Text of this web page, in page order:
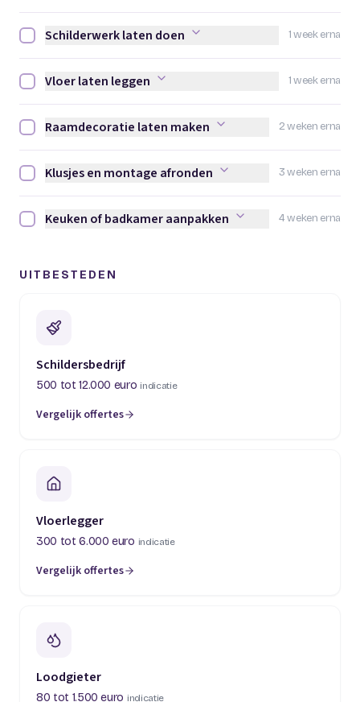
1 week erna
Schilderwerk laten doen afvinken
Schilderwerk laten doen
1 week erna
Vloer laten leggen afvinken
Vloer laten leggen
2 weken erna
Raamdecoratie laten maken afvinken
Raamdecoratie laten maken
3 weken erna
Klusjes en montage afronden afvinken
Klusjes en montage afronden
4 weken erna
Keuken of badkamer aanpakken afvinken
Keuken of badkamer aanpakken
UITBESTEDEN
Schildersbedrijf
500 tot 12.000 euro indicatie
Vergelijk offertes
(opent in een nieuw tabblad)
Vloerlegger
300 tot 6.000 euro indicatie
Vergelijk offertes
(opent in een nieuw tabblad)
Loodgieter
80 tot 1.500 euro indicatie